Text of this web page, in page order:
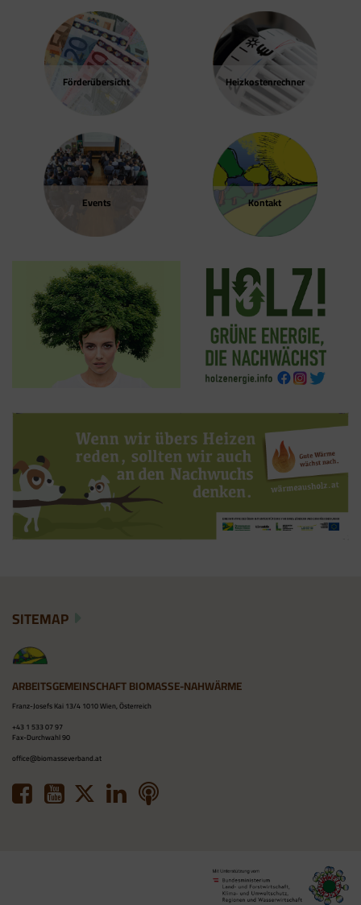
Förder­übersicht Heizkosten­rechner
Events Kontakt
SITEMAP
ARBEITSGEMEINSCHAFT BIOMASSE-NAHWÄRME
Franz-Josefs Kai 13/4 1010 Wien, Österreich
+43 1 533 07 97
Fax-Durchwahl 90
office@biomasseverband.at